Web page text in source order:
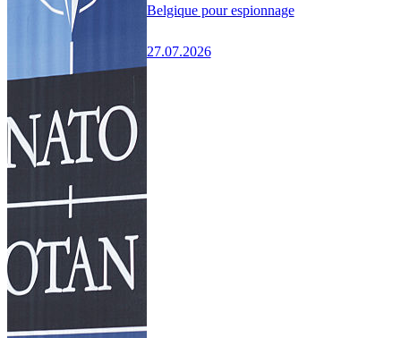
Belgique pour espionnage
27.07.2026